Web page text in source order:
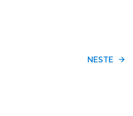
NESTE